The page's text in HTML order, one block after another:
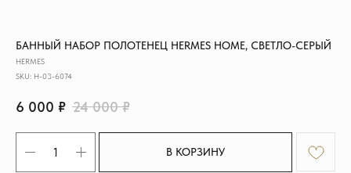
БАННЫЙ НАБОР ПОЛОТЕНЕЦ HERMES HOME, СВЕТЛО-СЕРЫЙ
HERMES
SKU: H-03-6074
6 000 ₽ 24 000 ₽
В КОРЗИНУ